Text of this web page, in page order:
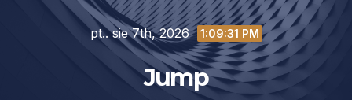
pt.. sie 7th, 2026 1:09:33 PM
Jump